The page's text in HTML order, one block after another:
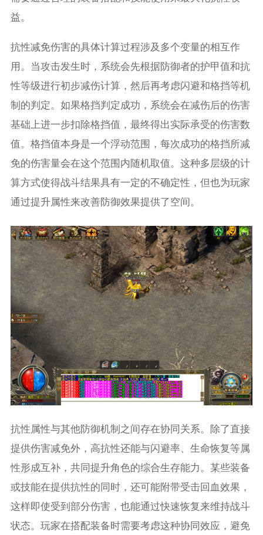
益。
抗性减免伤害的具体计算过程涉及多个变量的相互作
用。当攻击发生时，系统会先根据防御者的护甲值和抗
性等级进行初步减伤计算，然后再考虑闪避和格挡等机
制的判定。如果格挡判定成功，系统会在减伤后的伤害
基础上进一步扣除格挡值，最终得出实际承受的伤害数
值。格挡值本身是一个浮动范围，每次成功的格挡所减
免的伤害量会在这个范围内随机取值。这种多层级的计
算方式使得战斗结果具有一定的不确定性，但也为玩家
通过提升属性来改善防御效果提供了空间。
抗性属性与其他防御机制之间存在协同关系。除了直接
提供伤害减免外，高抗性还能与闪避率、生命恢复等属
性形成互补，共同提升角色的综合生存能力。某些装备
或技能在提供抗性的同时，还可能附带受击回血效果，
这样即使受到部分伤害，也能通过快速恢复来维持战斗
状态。玩家在搭配装备时需要考虑这种协同效应，避免